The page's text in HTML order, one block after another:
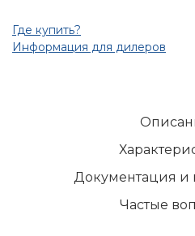
Где купить?
Информация для дилеров
Документация и
Частые